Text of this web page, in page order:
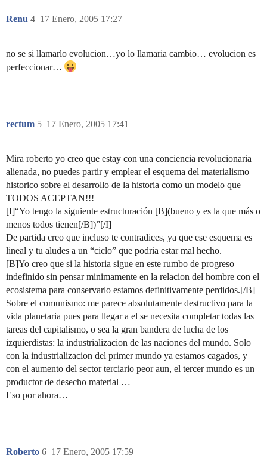
Renu 17 Enero, 2005 17:27
4
no se si llamarlo evolucion…yo lo llamaria cambio… evolucion es
perfeccionar…
rectum 17 Enero, 2005 17:41
5
Mira roberto yo creo que estay con una conciencia revolucionaria
alienada, no puedes partir y emplear el esquema del materialismo
historico sobre el desarrollo de la historia como un modelo que
TODOS ACEPTAN!!!
[I]“Yo tengo la siguiente estructuración [B](bueno y es la que más o
menos todos tienen[/B])”[/I]
De partida creo que incluso te contradices, ya que ese esquema es
lineal y tu aludes a un “ciclo” que podria estar mal hecho.
[B]Yo creo que si la historia sigue en este rumbo de progreso
indefinido sin pensar minimamente en la relacion del hombre con el
ecosistema para conservarlo estamos definitivamente perdidos.[/B]
Sobre el comunismo: me parece absolutamente destructivo para la
vida planetaria pues para llegar a el se necesita completar todas las
tareas del capitalismo, o sea la gran bandera de lucha de los
izquierdistas: la industrializacion de las naciones del mundo. Solo
con la industrializacion del primer mundo ya estamos cagados, y
con el aumento del sector terciario peor aun, el tercer mundo es un
productor de desecho material …
Eso por ahora…
Roberto 17 Enero, 2005 17:59
6